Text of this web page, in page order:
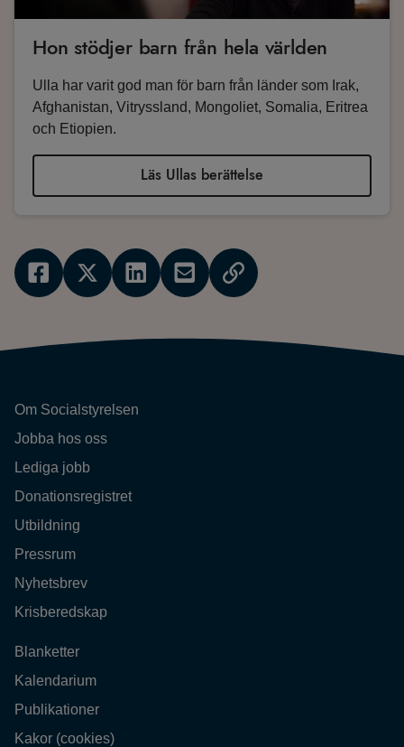
Hon stödjer barn från hela världen
Ulla har varit god man för barn från länder som Irak,
Afghanistan, Vitryssland, Mongoliet, Somalia, Eritrea
och Etiopien.
Läs Ullas berättelse
Om Socialstyrelsen
Jobba hos oss
Lediga jobb
Donationsregistret
Utbildning
Pressrum
Nyhetsbrev
Krisberedskap
Blanketter
Kalendarium
Publikationer
Kakor (cookies)